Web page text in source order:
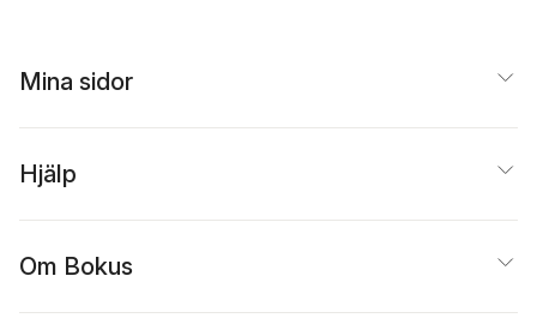
Mina sidor
Hjälp
Om Bokus